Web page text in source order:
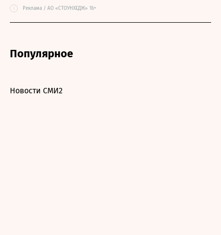
i Реклама / АО «СТОУНХЕДЖ» 16+
Популярное
Новости СМИ2